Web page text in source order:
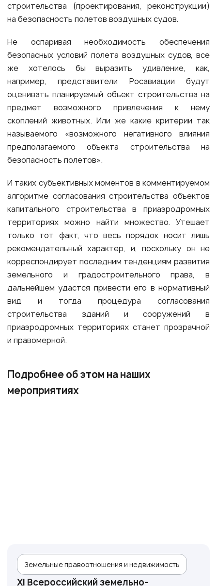
строительства (проектирования, реконструкции)
на безопасность полетов воздушных судов.
Не оспаривая необходимость обеспечения
безопасных условий полета воздушных судов, все
же хотелось бы выразить удивление, как,
например, представители Росавиации будут
оценивать планируемый объект строительства на
предмет возможного привлечения к нему
скоплений животных. Или же какие критерии так
называемого «возможного негативного влияния
предполагаемого объекта строительства на
безопасность полетов».
И таких субъективных моментов в комментируемом
алгоритме согласования строительства объектов
капитального строительства в приаэродромных
территориях можно найти множество. Утешает
только тот факт, что весь порядок носит лишь
рекомендательный характер, и, поскольку он не
корреспондирует последним тенденциям развития
земельного и градостроительного права, в
дальнейшем удастся привести его в нормативный
вид и тогда процедура согласования
строительства зданий и сооружений в
приаэродромных территориях станет прозрачной
и правомерной.
Подробнее об этом на наших
мероприятиях
Земельные правоотношения и недвижимость
XI Всероссийский земельно-